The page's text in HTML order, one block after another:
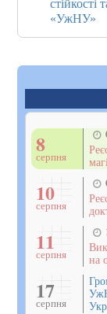
«УжНУ»
8
серпня
10
серпня
11
серпня
на
17
серпня